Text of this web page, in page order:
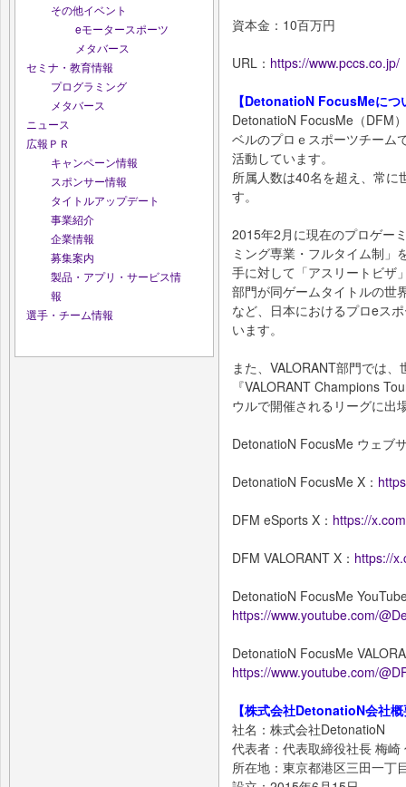
その他イベント
eモータースポーツ
メタバース
セミナ・教育情報
プログラミング
メタバース
ニュース
広報ＰＲ
キャンペーン情報
スポンサー情報
タイトルアップデート
事業紹介
企業情報
募集案内
製品・アプリ・サービス情
報
選手・チーム情報
資本金：10百万円
URL： https://www.pccs.co.jp/
【DetonatioN FocusMeにつ
DetonatioN FocusMe（DFM
ベルのプロｅスポーツチーム
活動しています。
所属人数は40名を超え、常に
す。
2015年2月に現在のプロゲー
ミング専業・フルタイム制」
手に対して「アスリートビザ
部門が同ゲームタイトルの世
など、日本におけるプロeス
います。
また、VALORANT部門では
『VALORANT Champions
ウルで開催されるリーグに出
DetonatioN FocusMe ウェブ
DetonatioN FocusMe X：
DFM eSports X： https://
DFM VALORANT X： https://
DetonatioN FocusMe
https://www.youtube.com/
DetonatioN FocusMe
https://www.youtube.com/
【株式会社DetonatioN会社
社名：株式会社DetonatioN
代表者：代表取締役社長 梅崎
所在地：東京都港区三田一丁